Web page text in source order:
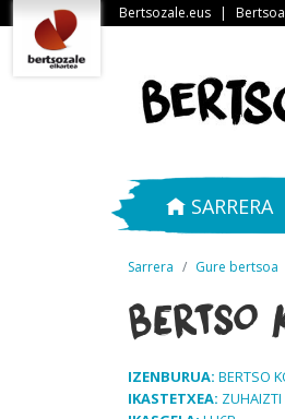
Bertsozale.eus |
SARRERA
Sarrera Gure bertsoa
BERTSO
IZENBURUA: BERTSO
IKASTETXEA: